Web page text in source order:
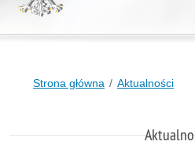
Strona główna Aktualności